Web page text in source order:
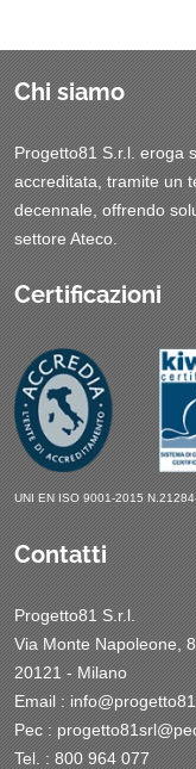
Chi siamo
Progetto81 S.r.l. eroga
accreditata, tramite un
decennale, offrendo
settore Ateco.
Certificazioni
UNI EN ISO 9001-2015
Contatti
Progetto81 S.r.l.
Via Monte Napoleone, 8
20121 - Milano
Email :
Pec :
Tel. : 800 964 077